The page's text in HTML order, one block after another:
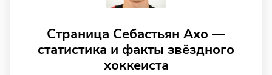
Страница Себастьян Ахо —
статистика и факты звёздного
хоккеиста